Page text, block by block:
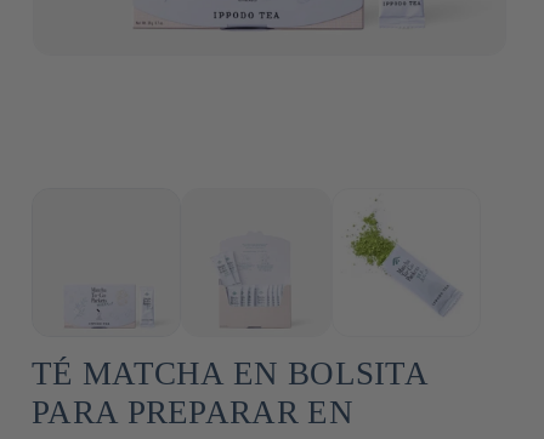
TÉ MATCHA EN BOLSITA
PARA PREPARAR EN